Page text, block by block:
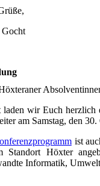
laden wir Euch herzlich
am Samstag, den
ist
Standort Höxter
Informatik,